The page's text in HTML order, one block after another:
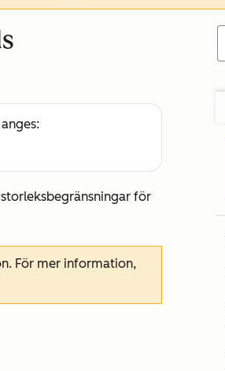
för
För mer information,